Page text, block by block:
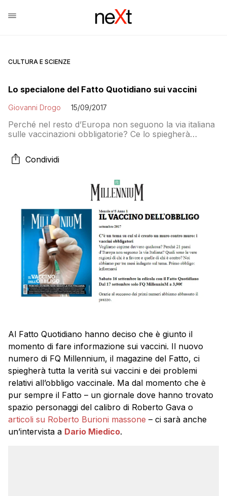
CULTURA E SCIENZE
Lo specialone del Fatto Quotidiano sui vaccini
Giovanni Drogo 15/09/2017
Perché nel resto d’Europa non seguono la via italiana
sulle vaccinazioni obbligatorie? Ce lo spiegherà
dottore antivaccinista radiato dall’albo che però il Fatto
sostiene essere solo “contro l’obbligo vaccinale” e non
Condividi
Al Fatto Quotidiano hanno deciso che è giunto il
momento di fare informazione sui vaccini. Il nuovo
numero di FQ Millennium, il magazine del Fatto, ci
spiegherà tutta la verità sui vaccini e dei problemi
relativi all’obbligo vaccinale. Ma dal momento che è
pur sempre il Fatto – un giornale dove hanno trovato
spazio personaggi del calibro di Roberto Gava o
articoli su Roberto Burioni massone – ci sarà anche
un’intervista a Dario Miedico.